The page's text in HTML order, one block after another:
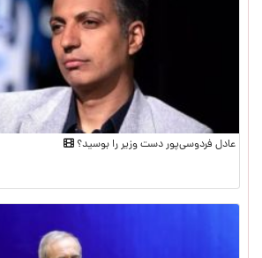
عادل فردوسی‌پور دست وزیر را بوسید؟